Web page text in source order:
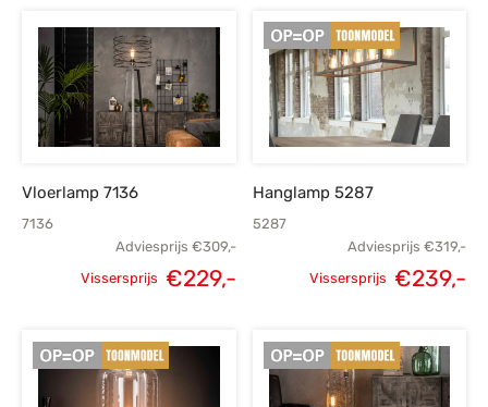
Vloerlamp 7136
7136
Adviesprijs €309,-
prijs was:
€309,-.
Vissersprijs €229,-
prijs is:
€229,-.
Hanglamp 5287
5287
Adviesprijs €319,-
prijs was:
€319,-.
Vissersprijs €239,-